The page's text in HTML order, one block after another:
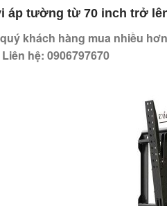
áp tường từ 70 inch trở
khách hàng mua nhiều
hệ: 0906797670